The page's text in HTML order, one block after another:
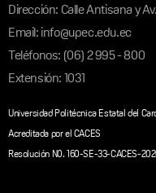
Dirección: Calle Antisana y
Email: info@upec.edu.ec
Teléfonos: (06) 2 995 - 800
Extensión: 1031
Universidad Politécnica Estatal del
Acreditada por el CACES
Resolución N0. 160-SE-33-CACES-